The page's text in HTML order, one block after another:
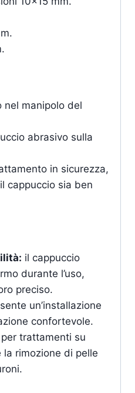
nel manipolo del
abrasivo sulla
in sicurezza,
cappuccio sia ben
il cappuccio
durante l’uso,
preciso.
un’installazione
confortevole.
trattamenti su
la rimozione di pelle